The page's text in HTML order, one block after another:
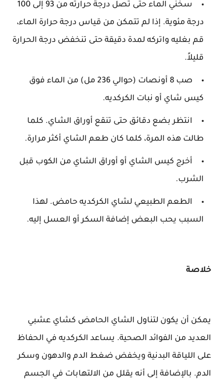
سخني الماء حتى تصل درجة حرارته من 93 إلى 100
درجة مئوية. إذا لم تتمكن من قياس درجة حرارة الماء،
قم بغليه واتركه لمدة دقيقة حتى تنخفض درجة الحرارة
قليلاً.
صب 8 أونصات (حوالي 236 مل) من الماء فوق
كيس شاي أو نبات الكركديه.
انتظر بضع دقائق حتى تنقع أوراق الشاي. كلما
طالت هذه المرة، كلما كان طعم الشاي أكثر مرارة.
أخرج كيس الشاي أو أوراق الشاي من الكوب قبل
الشرب.
الطعم الطبيعي لشاي الكركديه حامض. لهذا
السبب يحب البعض إضافة السكر أو العسل إليه.
خلاصة
يمكن أن يكون لتناول الشاي الحامض كشاي عشبي
العديد من الفوائد الصحية. يساعد الكركديه في الحفاظ
على اللياقة البدنية ويخفض ضغط الدم والدهون وسكر
الدم. بالإضافة إلى أنه يقلل من الالتهابات في الجسم